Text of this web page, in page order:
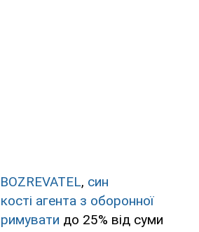
, син
агента з оборонної
до 25% від суми